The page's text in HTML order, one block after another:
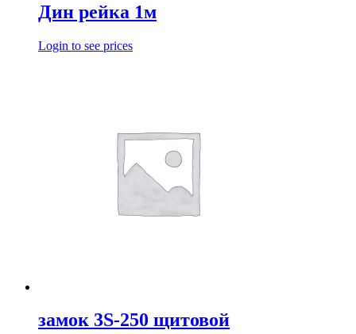
Дин рейка 1м
Login to see prices
замок 3S-250 щитовой